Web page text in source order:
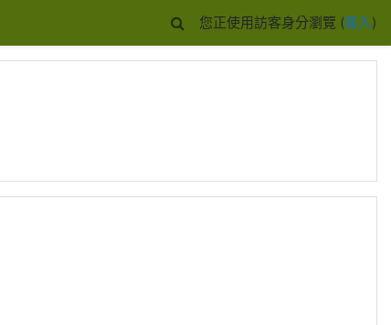
您正使用訪客身分瀏覽 (登入)